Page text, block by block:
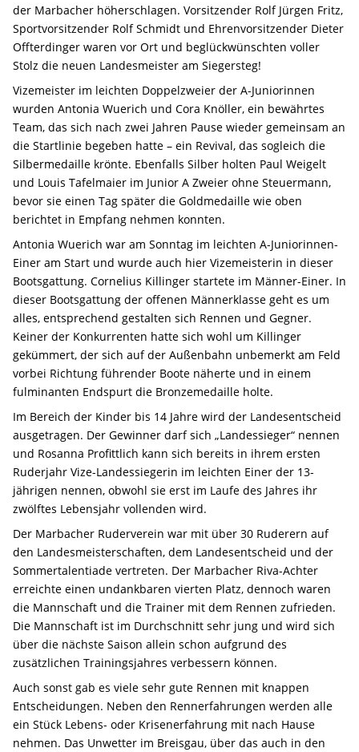
der Marbacher höherschlagen. Vorsitzender Rolf Jürgen Fritz,
Sportvorsitzender Rolf Schmidt und Ehrenvorsitzender Dieter
Offterdinger waren vor Ort und beglückwünschten voller
Stolz die neuen Landesmeister am Siegersteg!
Vizemeister im leichten Doppelzweier der A-Juniorinnen
wurden Antonia Wuerich und Cora Knöller, ein bewährtes
Team, das sich nach zwei Jahren Pause wieder gemeinsam an
die Startlinie begeben hatte – ein Revival, das sogleich die
Silbermedaille krönte. Ebenfalls Silber holten Paul Weigelt
und Louis Tafelmaier im Junior A Zweier ohne Steuermann,
bevor sie einen Tag später die Goldmedaille wie oben
berichtet in Empfang nehmen konnten.
Antonia Wuerich war am Sonntag im leichten A-Juniorinnen-
Einer am Start und wurde auch hier Vizemeisterin in dieser
Bootsgattung. Cornelius Killinger startete im Männer-Einer. In
dieser Bootsgattung der offenen Männerklasse geht es um
alles, entsprechend gestalten sich Rennen und Gegner.
Keiner der Konkurrenten hatte sich wohl um Killinger
gekümmert, der sich auf der Außenbahn unbemerkt am Feld
vorbei Richtung führender Boote näherte und in einem
fulminanten Endspurt die Bronzemedaille holte.
Im Bereich der Kinder bis 14 Jahre wird der Landesentscheid
ausgetragen. Der Gewinner darf sich „Landessieger“ nennen
und Rosanna Profittlich kann sich bereits in ihrem ersten
Ruderjahr Vize-Landessiegerin im leichten Einer der 13-
jährigen nennen, obwohl sie erst im Laufe des Jahres ihr
zwölftes Lebensjahr vollenden wird.
Der Marbacher Ruderverein war mit über 30 Ruderern auf
den Landesmeisterschaften, dem Landesentscheid und der
Sommertalentiade vertreten. Der Marbacher Riva-Achter
erreichte einen undankbaren vierten Platz, dennoch waren
die Mannschaft und die Trainer mit dem Rennen zufrieden.
Die Mannschaft ist im Durchschnitt sehr jung und wird sich
über die nächste Saison allein schon aufgrund des
zusätzlichen Trainingsjahres verbessern können.
Auch sonst gab es viele sehr gute Rennen mit knappen
Entscheidungen. Neben den Rennerfahrungen werden alle
ein Stück Lebens- oder Krisenerfahrung mit nach Hause
nehmen. Das Unwetter im Breisgau, über das auch in den